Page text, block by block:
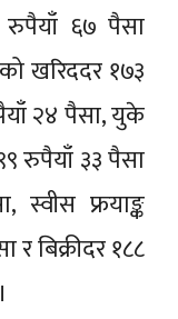
रुपैयाँ ६७ पैसा
खरिददर १७३
२४ पैसा, युके
रुपैयाँ ३३ पैसा
स्वीस फ्रयाङ्क
बिक्रीदर १८८